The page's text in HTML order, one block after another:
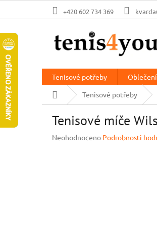
+420 602 734 369
Tenisové potřeby Oblečení
Domů Tenisové potřeby
Tenisové míče
Průměrné
Neohodnoceno Podrobnosti